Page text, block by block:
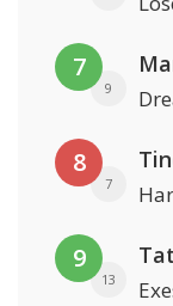
7
9
8
7
9
13